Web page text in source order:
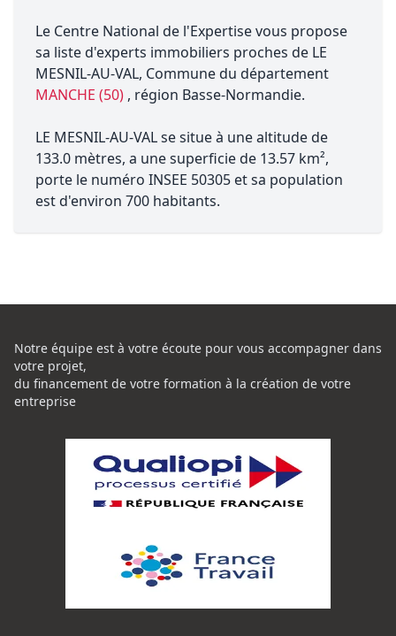
Le Centre National de l'Expertise vous propose
sa liste d'experts immobiliers proches de LE
MESNIL-AU-VAL, Commune du département
MANCHE (50) , région Basse-Normandie.
LE MESNIL-AU-VAL se situe à une altitude de
133.0 mètres, a une superficie de 13.57 km²,
porte le numéro INSEE 50305 et sa population
est d'environ 700 habitants.
Notre équipe est à votre écoute pour vous accompagner dans
votre projet,
du financement de votre formation à la création de votre
entreprise